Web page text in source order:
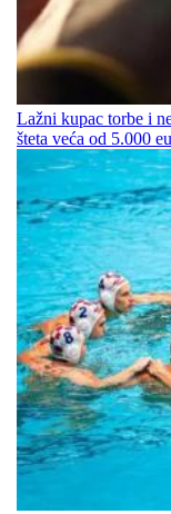
Lažni kupac torbe i
šteta veća od 5.000